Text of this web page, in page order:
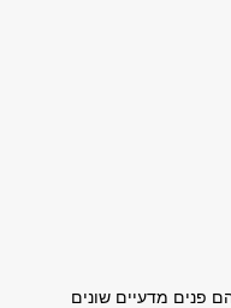
פנים מדעיים שונים